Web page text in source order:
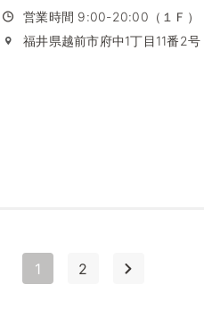
営業時間 9:00-20:00（１Ｆ）
福井県越前市府中1丁目11番2号
1 2